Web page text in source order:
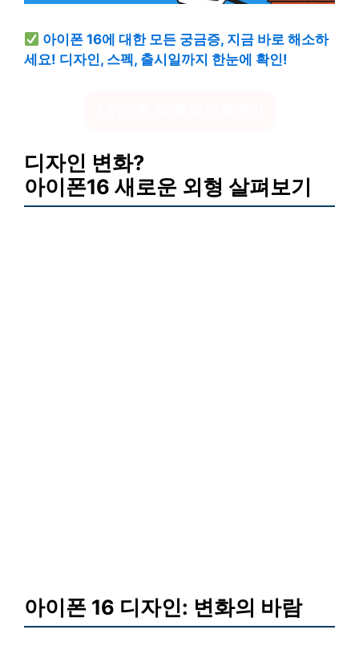
아이폰 16에 대한 모든 궁금증, 지금 바로 해소하
세요! 디자인, 스펙, 출시일까지 한눈에 확인!
디자인 변화?
아이폰16 새로운 외형 살펴보기
아이폰 16 디자인: 변화의 바람